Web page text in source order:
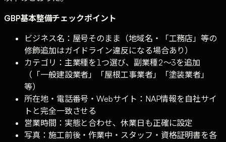
GBP基本整備チェックポイント
ビジネス名：屋号そのまま（地域名・「工務店」等の
修飾追加はガイドライン違反になる場合あり）
カテゴリ：主業種を1つ選び、副業種2〜3を追加
（「一般建設業者」「屋根工事業者」「塗装業者」
等）
所在地・電話番号・Webサイト：NAP情報を自社サイ
トと完全一致させる
営業時間：実態と合わせ、休業日も正確に設定
写真：施工前後・作業中・スタッフ・資格証明書を各